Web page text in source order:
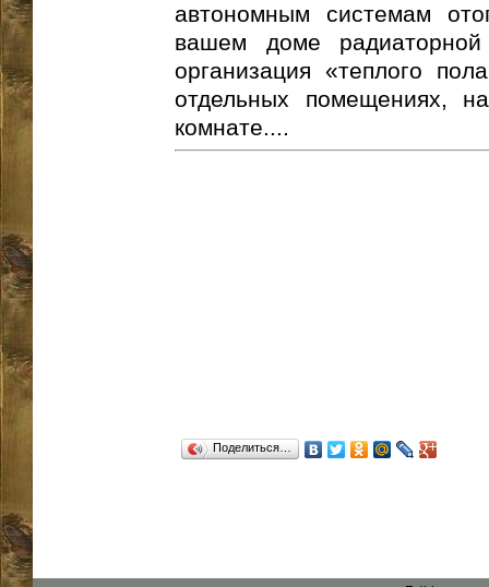
автономным системам
вашем доме
организация «теплого
отдельных помещениях,
комнате....
Поделиться…